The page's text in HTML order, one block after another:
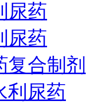
尿药
尿药
复合制剂
利尿药